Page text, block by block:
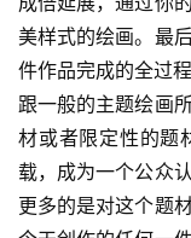
繁
體
字
一
百
例
美样式的绘画。最
件作品完成的全过程
跟一般的主题绘画
材或者限定性的题
载，成为一个公众
更多的是对这个题